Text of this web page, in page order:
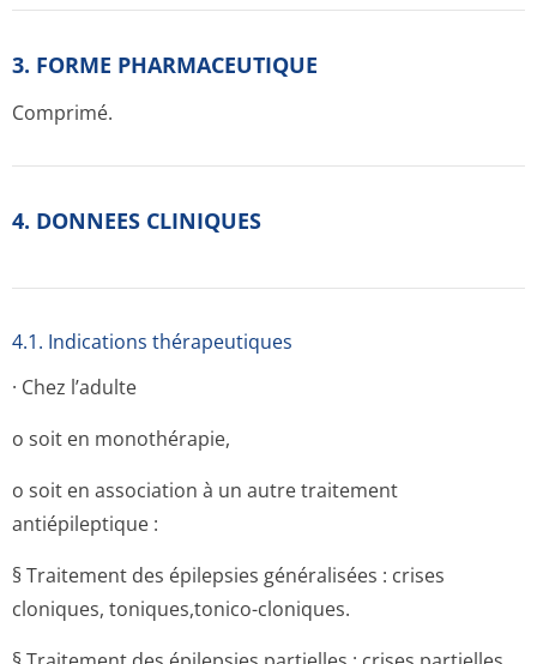
3. FORME PHARMACEUTIQUE
Comprimé.
4. DONNEES CLINIQUES
4.1. Indications thérapeutiques
· Chez l’adulte
o soit en monothérapie,
o soit en association à un autre traitement
antiépileptique :
§ Traitement des épilepsies généralisées : crises
cloniques, toniques,tonico-cloniques.